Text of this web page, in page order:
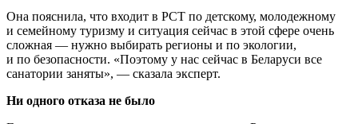
Она пояснила, что входит в РСТ по детскому, молодежному
и семейному туризму и ситуация сейчас в этой сфере очень
сложная — нужно выбирать регионы и по экологии,
и по безопасности. «Поэтому у нас сейчас в Беларуси все
санатории заняты», — сказала эксперт.
Ни одного отказа не было